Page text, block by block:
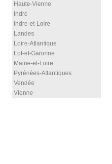
Haute-Vienne
Indre
Indre-et-Loire
Landes
Loire-Atlantique
Lot-et-Garonne
Maine-et-Loire
Pyrénées-Atlantiques
Vendée
Vienne